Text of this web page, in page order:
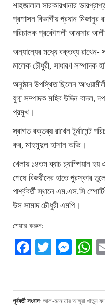
শাহজালাল সারকারখানার
প্রশাসন বিভাগীয় প্রধান মিজানুর
পরিচালক প্রকৌশলী আনসার আলী
অন্যান্যের মধ্যে বক্তব্য রাখেন-
মালেক চৌধুরী, সাধারণ সম্পাদক
অনুষ্ঠান উপস্থিত ছিলেন
যুগ্ম সম্পাদক মহিব উদ্দিন বাদল,
প্রমুখ।
স্বাগত বক্তব্য রাখেন টুর্নামেন্ট
কর, মাহমুদুল হাসান অভি।
খেলায় ১৪তম ব্যাচ চ্যাম্পিয়ান
শেষে বিজয়ীদের হাতে পুরস্কার
পার্শ্ববর্তী স্থানে এম.এস.সি
উস সামাদ চৌধুরী এমপি।
শেয়ার করুন:
Facebook
Twitter
পূর্ববর্তী সংবাদ: আল-মনোয়ার আঙ্গুরা খাতুন